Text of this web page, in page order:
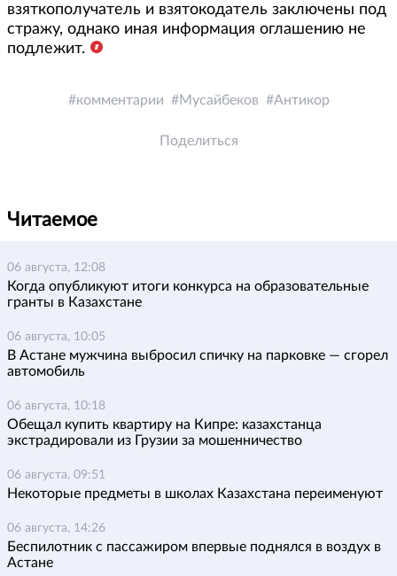
взяткополучатель и взятокодатель заключены под
стражу, однако иная информация оглашению не
подлежит.
комментарии Мусайбеков Антикор
Поделиться
Читаемое
06 августа, 12:08
Когда опубликуют итоги конкурса на образовательные
гранты в Казахстане
06 августа, 10:05
В Астане мужчина выбросил спичку на парковке — сгорел
автомобиль
06 августа, 10:18
Обещал купить квартиру на Кипре: казахстанца
экстрадировали из Грузии за мошенничество
06 августа, 09:51
Некоторые предметы в школах Казахстана переименуют
06 августа, 14:26
Беспилотник с пассажиром впервые поднялся в воздух в
Астане